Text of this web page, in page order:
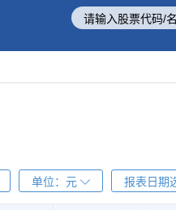
报表日期
单位： 元